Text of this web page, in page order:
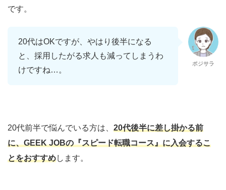
です。
20代はOKですが、やはり後半になる
と、採用したがる求人も減ってしまうわ
けですね…。
ポジサラ
20代前半で悩んでいる方は、 20代後半に差し掛かる前
に、GEEK JOBの『スピード転職コース』に入会するこ
とをおすすめします。